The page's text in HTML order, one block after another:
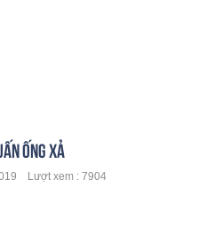
ỐNG XẢ
Lượt xem : 7904